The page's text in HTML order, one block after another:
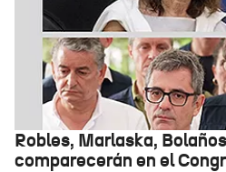
Robles, Marlaska,
comparecerán en el